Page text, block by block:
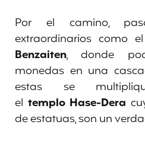
Por el camino,
extraordinarios como
Benzaiten, donde
monedas en una
estas se
el templo Hase-Dera
de estatuas, son un